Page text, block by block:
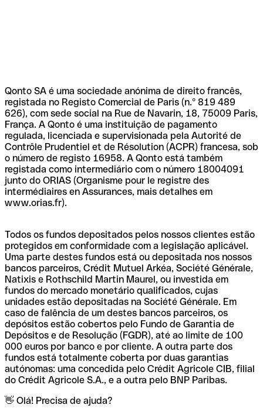
Qonto SA é uma sociedade anónima de direito francês,
registada no Registo Comercial de Paris (n.º 819 489
626), com sede social na Rue de Navarin, 18, 75009 Paris,
França. A Qonto é uma instituição de pagamento
regulada, licenciada e supervisionada pela Autorité de
Contrôle Prudentiel et de Résolution (ACPR) francesa, sob
o número de registo 16958. A Qonto está também
registada como intermediário com o número 18004091
junto do ORIAS (Organisme pour le registre des
intermédiaires en Assurances, mais detalhes em
www.orias.fr).
Todos os fundos depositados pelos nossos clientes estão
protegidos em conformidade com a legislação aplicável.
Uma parte destes fundos está ou depositada nos nossos
bancos parceiros, Crédit Mutuel Arkéa, Société Générale,
Natixis e Rothschild Martin Maurel, ou investida em
fundos do mercado monetário qualificados, cujas
unidades estão depositadas na Société Générale. Em
caso de falência de um destes bancos parceiros, os
depósitos estão cobertos pelo Fundo de Garantia de
Depósitos e de Resolução (FGDR), até ao limite de 100
000 euros por banco e por cliente. A outra parte dos
fundos está totalmente coberta por duas garantias
autónomas: uma concedida pelo Crédit Agricole CIB, filial
do Crédit Agricole S.A., e a outra pelo BNP Paribas.
👋 Olá! Precisa de ajuda?